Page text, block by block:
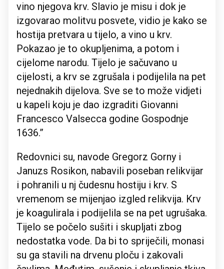
vino njegova krv. Slavio je misu i dok je
izgovarao molitvu posvete, vidio je kako se
hostija pretvara u tijelo, a vino u krv.
Pokazao je to okupljenima, a potom i
cijelome narodu. Tijelo je sačuvano u
cijelosti, a krv se zgrušala i podijelila na pet
nejednakih dijelova. Sve se to može vidjeti
u kapeli koju je dao izgraditi Giovanni
Francesco Valsecca godine Gospodnje
1636.”
Redovnici su, navode Gregorz Gorny i
Januzs Rosikon, nabavili poseban relikvijar
i pohranili u nj čudesnu hostiju i krv. S
vremenom se mijenjao izgled relikvija. Krv
je koagulirala i podijelila se na pet ugrušaka.
Tijelo se počelo sušiti i skupljati zbog
nedostatka vode. Da bi to spriječili, monasi
su ga stavili na drvenu ploču i zakovali